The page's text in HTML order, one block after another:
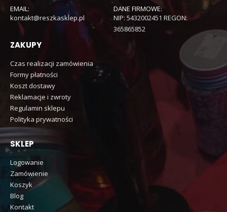
EMAIL:
kontakt@reszkasklep.pl
DANE FIRMOWE:
NIP: 5432002451 REGON:
365865852
ZAKUPY
Czas realizacji zamówienia
Formy płatności
Koszt dostawy
Reklamacje i zwroty
Regulamin sklepu
Polityka prywatności
SKLEP
Logowanie
Zamówienie
Koszyk
Blog
Kontakt